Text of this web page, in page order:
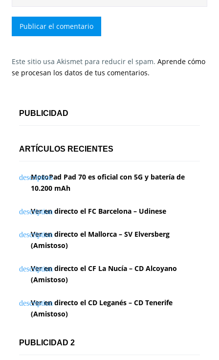
Este sitio usa Akismet para reducir el spam. Aprende cómo
se procesan los datos de tus comentarios.
PUBLICIDAD
ARTÍCULOS RECIENTES
MotoPad Pad 70 es oficial con 5G y batería de
10.200 mAh
Ver en directo el FC Barcelona – Udinese
Ver en directo el Mallorca – SV Elversberg
(Amistoso)
Ver en directo el CF La Nucía – CD Alcoyano
(Amistoso)
Ver en directo el CD Leganés – CD Tenerife
(Amistoso)
PUBLICIDAD 2